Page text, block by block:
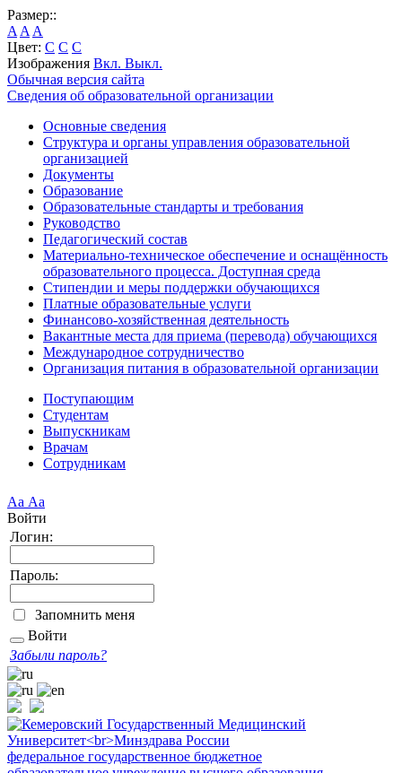
Размер::
A A A
Цвет: C C C
Изображения Вкл. Выкл.
Обычная версия сайта
Сведения об образовательной организации
Основные сведения
Структура и органы управления образовательной
организацией
Документы
Образование
Образовательные стандарты и требования
Руководство
Педагогический состав
Материально-техническое обеспечение и оснащённость
образовательного процесса. Доступная среда
Стипендии и меры поддержки обучающихся
Платные образовательные услуги
Финансово-хозяйственная деятельность
Вакантные места для приема (перевода) обучающихся
Международное сотрудничество
Организация питания в образовательной организации
Поступающим
Студентам
Выпускникам
Врачам
Сотрудникам
Аа Аа
Войти
Логин:
Пароль:
Запомнить меня
Войти
Забыли пароль?
федеральное государственное бюджетное